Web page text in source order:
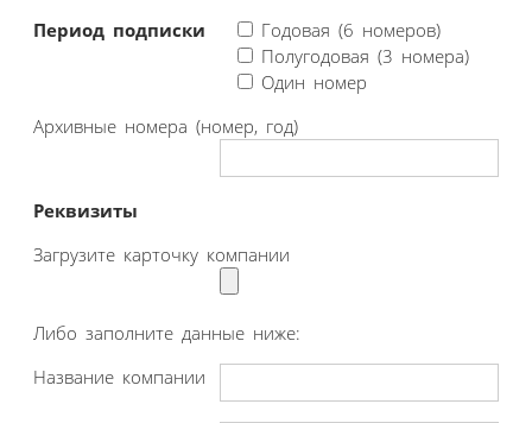
Период подписки
Годовая (6 номеров)
Полугодовая (3 номера)
Один номер
Архивные номера (номер, год)
Реквизиты
Загрузите карточку компании
Либо заполните данные ниже:
Название компании